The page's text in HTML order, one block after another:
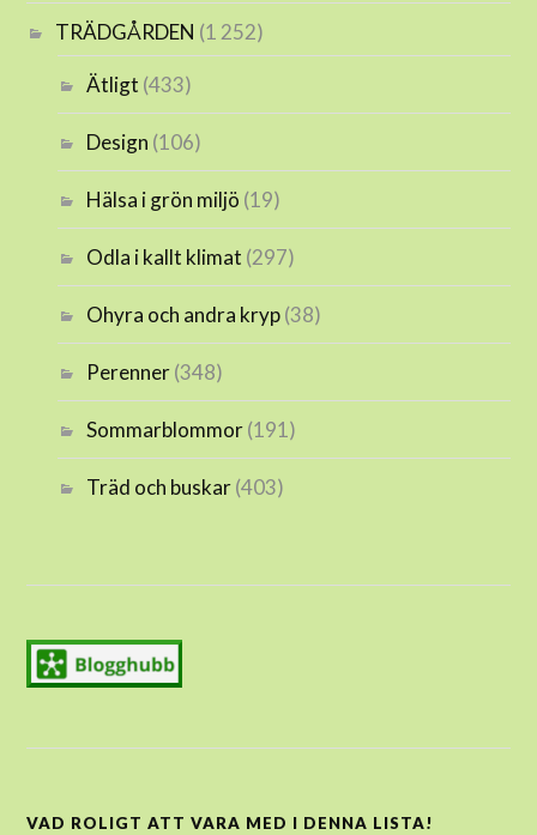
TRÄDGÅRDEN (1 252)
Ätligt (433)
Design (106)
Hälsa i grön miljö (19)
Odla i kallt klimat (297)
Ohyra och andra kryp(38)
Perenner(348)
Sommarblommor(191)
Träd och buskar(403)
VAD ROLIGT ATT VARA MED I DENNA LISTA!